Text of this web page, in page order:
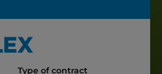
Type of contract